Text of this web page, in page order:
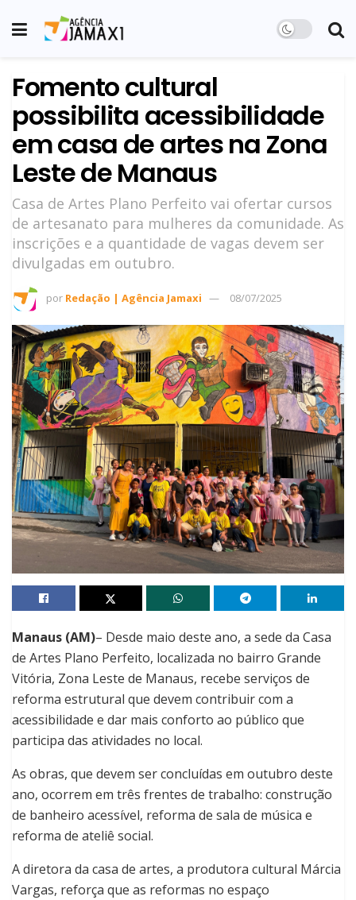
Fomento cultural
possibilita acessibilidade
em casa de artes na Zona
Leste de Manaus
Casa de Artes Plano Perfeito vai ofertar cursos
de artesanato para mulheres da comunidade. As
inscrições e a quantidade de vagas devem ser
divulgadas em outubro.
por Redação | Agência Jamaxi 08/07/2025
Manaus (AM)– Desde maio deste ano, a sede da Casa
de Artes Plano Perfeito, localizada no bairro Grande
Vitória, Zona Leste de Manaus, recebe serviços de
reforma estrutural que devem contribuir com a
acessibilidade e dar mais conforto ao público que
participa das atividades no local.
As obras, que devem ser concluídas em outubro deste
ano, ocorrem em três frentes de trabalho: construção
de banheiro acessível, reforma de sala de música e
reforma de ateliê social.
A diretora da casa de artes, a produtora cultural Márcia
Vargas, reforça que as reformas no espaço